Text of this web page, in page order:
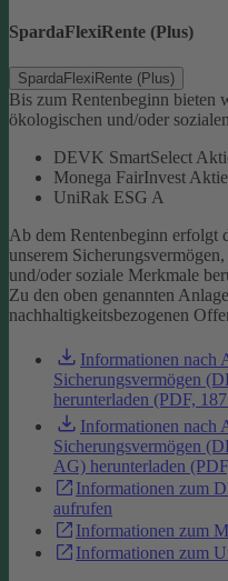
SpardaFlexiRente (Plus)
SpardaFlexiRente (Plus)
Bis zum Rentenbeginn bieten
ökologischen und/oder
DEVK SmartSelect
Monega FairInvest
UniRak ESG A
Ab dem Rentenbeginn erfolgt
unserem
und/oder soziale Merkmale
Zu den oben genannten
nachhaltigkeitsbezogenen
Informationen nach
Sicherungsvermögen
herunterladen (PDF,
Informationen nach
Sicherungsvermögen
AG) herunterladen
Informationen zum
aufrufen
Informationen zum
Informationen zum